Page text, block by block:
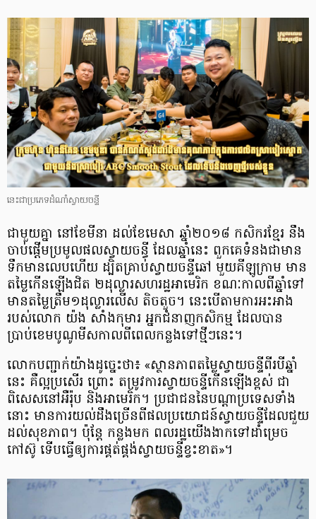
នេះជាប្រភេទដំណាំស្វាយចន្ទី
ជាមួយគ្នា នៅខែមីនា ដល់ខែមេសា ឆ្នាំ២០១៨ កសិករខ្មែរ នឹង
ចាប់ផ្តើមប្រមូលផលស្វាយចន្ធី ដែលឆ្នាំនេះ ពួកគេទំនងជាមាន
ទឹកមានលេបហើយ ដ្បិតគ្រាប់ស្វាយចន្ទីឆៅ មួយគីឡូក្រាម មាន
តម្លៃកើនឡើងជិត ២ដុល្លារសហរដ្ឋអាមេរិក ខណៈកាលពីឆ្នាំទៅ
មានតម្លៃត្រឹម១ដុល្លារលើស តិចតួច។ នេះបើតាមការអះអាង
របស់លោក យ៉ង សាំងកុមារ អ្នកជំនាញកសិកម្ម ដែលបាន
ប្រាប់ខេមបូណូមីសកាលពីពេលកន្លងទៅថ្មីៗនេះ។
លោកបញ្ជាក់យ៉ាងដូច្នេះថា៖ «ស្ថានភាពតម្លៃស្វាយចន្ទីពីរបីឆ្នាំ
នេះ គឺល្អប្រសើរ ព្រោះ តម្រូវការស្វាយចន្ទីកើនឡើងខ្ពស់ ជា
ពិសេសនៅអឺរ៉ុប និងអាមេរិក។​ ប្រជាជននៃបណ្តាប្រទេសទាំង
នោះ មានការយល់ដឹងច្រើនពីផលប្រយោជន៍ស្វាយចន្ទីដែលជួយ
ដល់សុខភាព។ ប៉ុន្តែ កន្លងមក ពលរដ្ឋ​​យើង​​ងាកទៅដាំម្រេច
កៅស៊ូ ទើបធ្វើឲ្យការផ្គត់ផ្គង់ស្វាយចន្ទីខ្វះខាត»។